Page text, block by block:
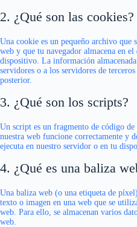
2. ¿Qué son las cookies?
Una cookie es un pequeño archivo que
web y que tu navegador almacena en
dispositivo. La información
servidores o a los servidores de
posterior.
3. ¿Qué son los scripts?
Un script es un fragmento de código
nuestra web funcione correctamente y
ejecuta en nuestro servidor o en tu
4. ¿Qué es una baliza
Una baliza web (o una etiqueta de
texto o imagen en una web que se
web. Para ello, se almacenan varios
web.